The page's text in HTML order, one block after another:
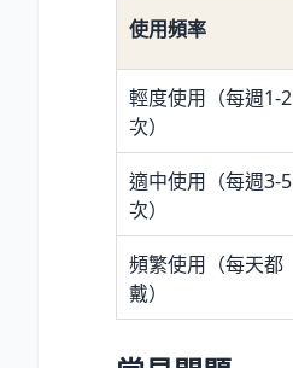
使用頻率
輕度使用（每週1-2
次）
適中使用（每週3-5
次）
頻繁使用（每天都
戴）